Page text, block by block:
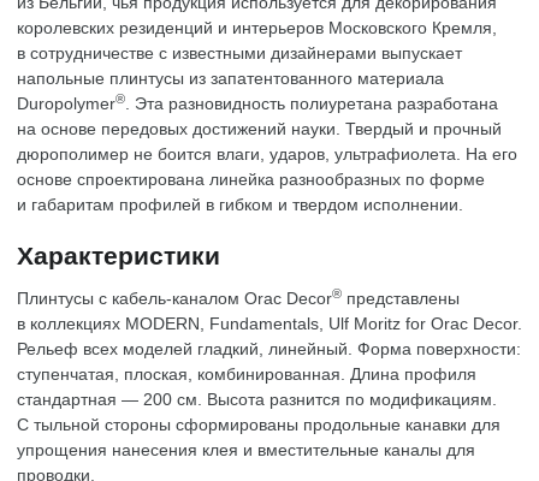
королевских резиденций и интерьеров Московского Кремля,
в сотрудничестве с известными дизайнерами выпускает
напольные плинтусы из запатентованного материала
Duropolymer®
. Эта разновидность полиуретана разработана
на основе передовых достижений науки. Твердый и прочный
дюрополимер не боится влаги, ударов, ультрафиолета. На его
основе спроектирована линейка разнообразных по форме
и габаритам профилей в гибком и твердом исполнении.
Характеристики
Плинтусы с кабель-каналом Orac Decor® представлены
в коллекциях MODERN, Fundamentals, Ulf Moritz for Orac Decor.
Рельеф всех моделей гладкий, линейный. Форма поверхности:
ступенчатая, плоская, комбинированная. Длина профиля
стандартная — 200 см. Высота разнится по модификациям.
С тыльной стороны сформированы продольные канавки для
упрощения нанесения клея и вместительные каналы для
проводки.